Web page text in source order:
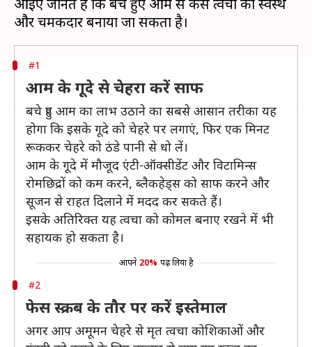
आइए जानते हैं कि बचे हुए आम से कैसे त्वचा को स्वस्थ
#1
आम के गूदे से चेहरा करें साफ
बचे हुए आम का लाभ उठाने का सबसे आसान तरीका यह
होगा कि इसके गूदे को चेहरे पर लगाएं, फिर एक मिनट
रूककर चेहरे को ठंडे पानी से धो लें।
आम के गूदे में मौजूद एंटी-ऑक्सीडेंट और विटामिन्स
रोमछिद्रों को कम करने, ब्लैकहेड्स को साफ करने और
सूजन से राहत दिलाने में मदद कर सकते हैं।
इसके अतिरिक्त यह त्वचा को कोमल बनाए रखने में भी
सहायक हो सकता है।
आपने 20% पढ़ लिया है
#2
फेस स्क्रब के तौर पर करें इस्तेमाल
अगर आप अमूमन चेहरे से मृत त्वचा कोशिकाओं और